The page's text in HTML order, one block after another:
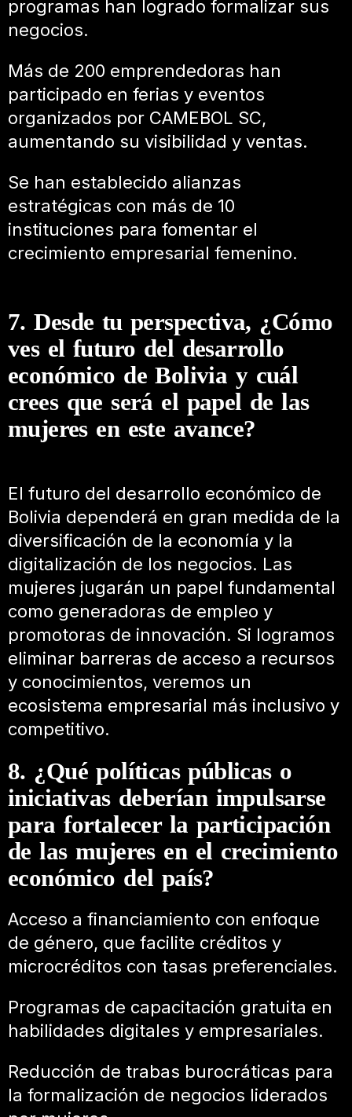
programas han logrado formalizar sus
negocios.
Más de 200 emprendedoras han
participado en ferias y eventos
organizados por CAMEBOL SC,
aumentando su visibilidad y ventas.
Se han establecido alianzas
estratégicas con más de 10
instituciones para fomentar el
crecimiento empresarial femenino.
7. Desde tu perspectiva, ¿Cómo
ves el futuro del desarrollo
económico de Bolivia y cuál
crees que será el papel de las
mujeres en este avance?
El futuro del desarrollo económico de
Bolivia dependerá en gran medida de la
diversificación de la economía y la
digitalización de los negocios. Las
mujeres jugarán un papel fundamental
como generadoras de empleo y
promotoras de innovación. Si logramos
eliminar barreras de acceso a recursos
y conocimientos, veremos un
ecosistema empresarial más inclusivo y
competitivo.
8. ¿Qué políticas públicas o
iniciativas deberían impulsarse
para fortalecer la participación
de las mujeres en el crecimiento
económico del país?
Acceso a financiamiento con enfoque
de género, que facilite créditos y
microcréditos con tasas preferenciales.
Programas de capacitación gratuita en
habilidades digitales y empresariales.
Reducción de trabas burocráticas para
la formalización de negocios liderados